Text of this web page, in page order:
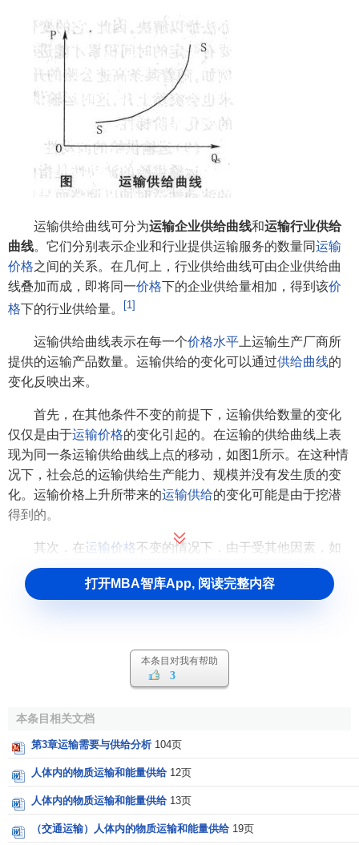
运输供给曲线可分为运输企业供给曲线和运输行业供给
曲线。它们分别表示企业和行业提供运输服务的数量同运输
价格之间的关系。在几何上，行业供给曲线可由企业供给曲
线叠加而成，即将同一价格下的企业供给量相加，得到该价
格下的行业供给量。 [1]
运输供给曲线表示在每一个价格水平 上运输生产厂商所
提供的运输产品数量。运输供给的变化可以通过供给曲线的
变化反映出来。
首先，在其他条件不变的前提下，运输供给数量的变化
仅仅是由于运输价格的变化引起的。在运输的供给曲线上表
现为同一条运输供给曲线上点的移动，如图1所示。在这种情
况下，社会总的运输供给生产能力、规模并没有发生质的变
化。运输价格上升所带来的运输供给的变化可能是由于挖潜
得到的。
其次，在运输价格不变的情况下，由于受其他因素，如
技术进步、劳动生产率的提高、组织方式的改进等的影响，
运输供给
的数量发生变化，运输供给曲线发生移动，如图2所
相关条目
打开MBA智库App, 阅读完整内容
本条目对我有帮助
3
本条目相关文档
第3章运输需要与供给分析 104页
人体内的物质运输和能量供给 12页
人体内的物质运输和能量供给 13页
（交通运输）人体内的物质运输和能量供给 19页